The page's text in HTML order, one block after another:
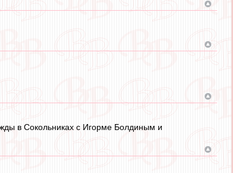
в Сокольниках с Игорме Болдиным и